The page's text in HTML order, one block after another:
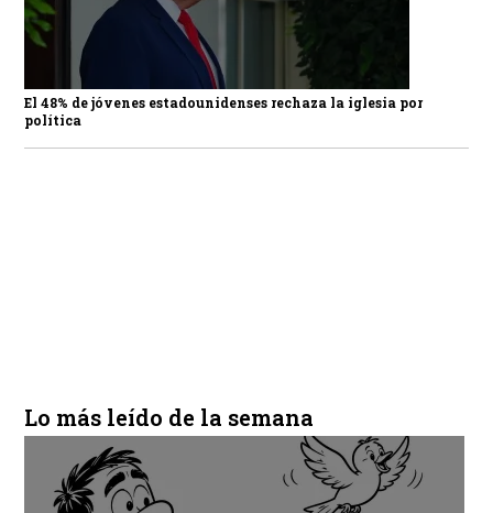
El 48% de jóvenes estadounidenses rechaza la iglesia por
política
Lo más leído de la semana